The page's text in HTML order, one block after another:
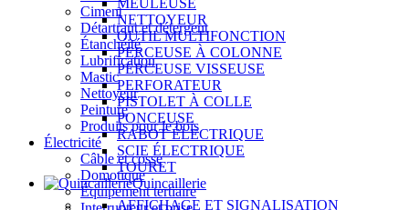
Ciment
Détartrant et détergent
Étanchéité
Lubrification
Mastic
Nettoyeur
Peinture
Produits pour le bois
Électricité
Câble et cosse
Domotique
Équipement tertiaire
MEULEUSE
NETTOYEUR
OUTIL MULTIFONCTION
PERCEUSE À COLONNE
PERCEUSE VISSEUSE
PERFORATEUR
PISTOLET À COLLE
PONCEUSE
RABOT ÉLECTRIQUE
SCIE ÉLECTRIQUE
TOURET
Quincaillerie
AFFICHAGE ET SIGNALISATION